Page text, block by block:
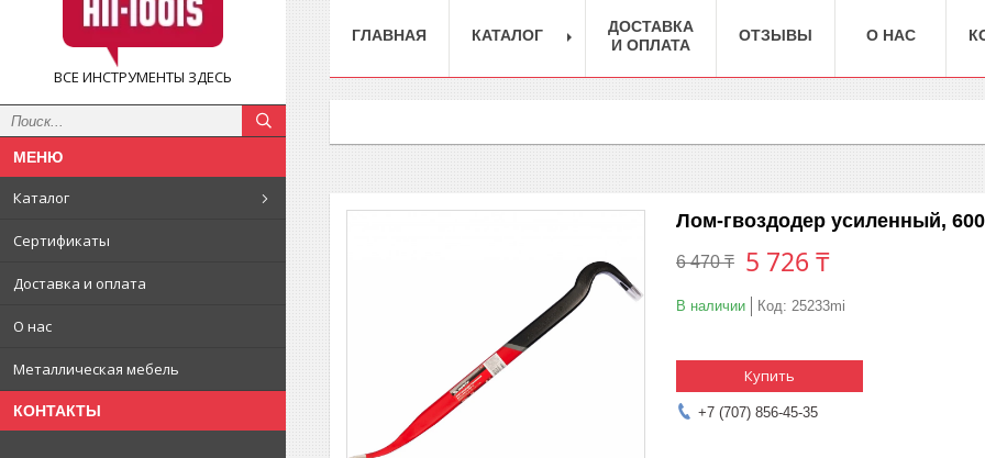
ВСЕ ИНСТРУМЕНТЫ ЗДЕСЬ
Каталог
Сертификаты
Доставка и оплата
О нас
Металлическая мебель
КОНТАКТЫ
ГЛАВНАЯ КАТАЛОГ
ДОСТАВКА
И ОПЛАТА
ОТЗЫВЫ О НАС
Лом-гвоздодер усиленный,
6 470 ₸ 5 726 ₸
В наличии Код: 25233mi
Купить
+7 (707) 856-45-35